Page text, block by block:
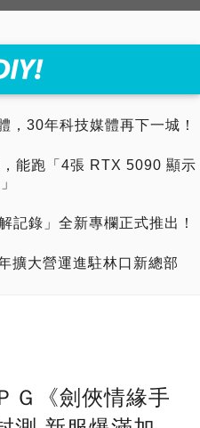
，30年科技媒體再下一城！
能跑「4張 RTX 5090 顯示
記錄」全新專欄正式推出！
擴大營運進駐林口新總部
Ｇ《劍俠情緣手